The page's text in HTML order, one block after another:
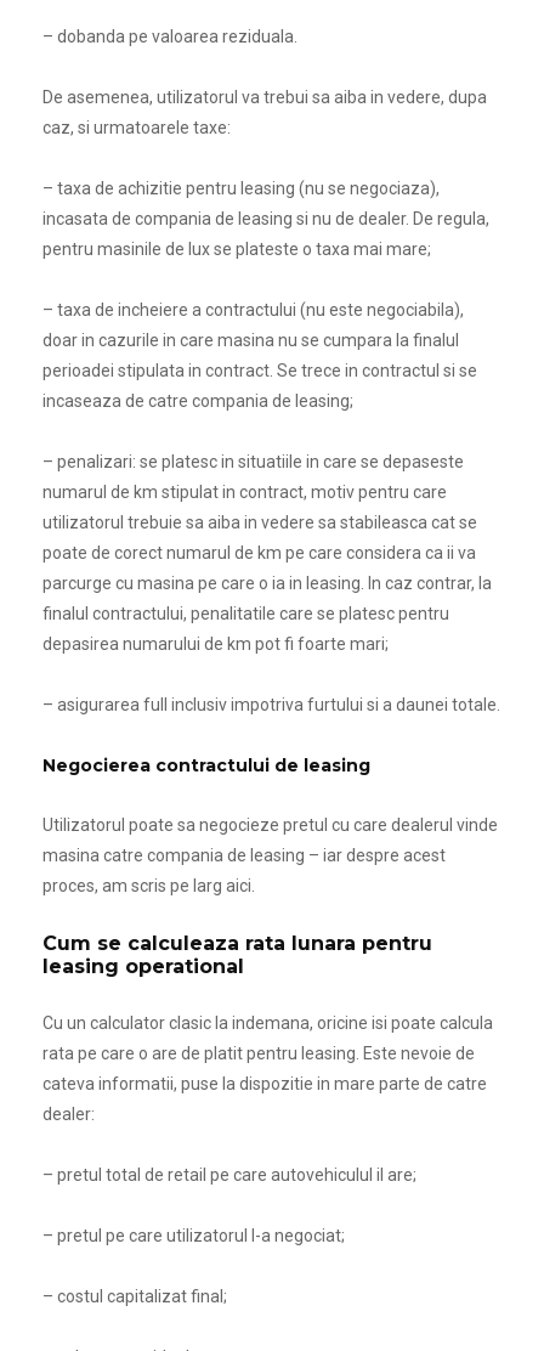
– dobanda pe valoarea reziduala.
De asemenea, utilizatorul va trebui sa aiba in vedere, dupa
caz, si urmatoarele taxe:
– taxa de achizitie pentru leasing (nu se negociaza),
incasata de compania de leasing si nu de dealer. De regula,
pentru masinile de lux se plateste o taxa mai mare;
– taxa de incheiere a contractului (nu este negociabila),
doar in cazurile in care masina nu se cumpara la finalul
perioadei stipulata in contract. Se trece in contractul si se
incaseaza de catre compania de leasing;
– penalizari: se platesc in situatiile in care se depaseste
numarul de km stipulat in contract, motiv pentru care
utilizatorul trebuie sa aiba in vedere sa stabileasca cat se
poate de corect numarul de km pe care considera ca ii va
parcurge cu masina pe care o ia in leasing. In caz contrar, la
finalul contractului, penalitatile care se platesc pentru
depasirea numarului de km pot fi foarte mari;
– asigurarea full inclusiv impotriva furtului si a daunei totale.
Negocierea contractului de leasing
Utilizatorul poate sa negocieze pretul cu care dealerul vinde
masina catre compania de leasing – iar despre acest
proces, am scris pe larg aici.
Cum se calculeaza rata lunara pentru
leasing operational
Cu un calculator clasic la indemana, oricine isi poate calcula
rata pe care o are de platit pentru leasing. Este nevoie de
cateva informatii, puse la dispozitie in mare parte de catre
dealer:
– pretul total de retail pe care autovehiculul il are;
– pretul pe care utilizatorul l-a negociat;
– costul capitalizat final;